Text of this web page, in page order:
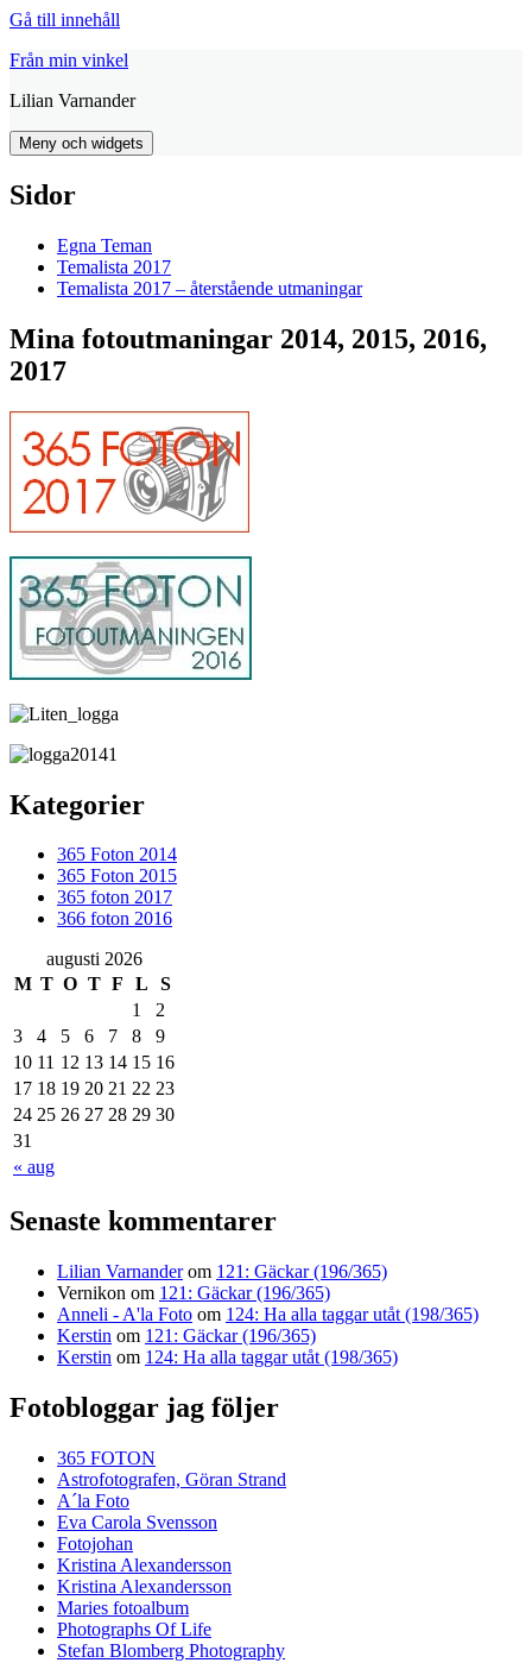
Gå till innehåll
Från min vinkel
Lilian Varnander
Meny och widgets
Sidor
Egna Teman
Temalista 2017
Temalista 2017 – återstående utmaningar
Mina fotoutmaningar 2014, 2015, 2016,
2017
Kategorier
365 Foton 2014
365 Foton 2015
365 foton 2017
366 foton 2016
augusti 2026
M T O T F L S
« aug
1
2
3
4 5 6 7 8
9
10 11 12 13 14 15 16
17 18 19 20 21 22 23
24 25 26 27 28 29 30
31
Senaste kommentarer
Lilian Varnanderom 121: Gäckar (196/365)
Vernikon om 121: Gäckar (196/365)
Anneli - A'la Foto om 124: Ha alla taggar utåt (198/365)
Kerstin om 121: Gäckar (196/365)
Kerstin om 124: Ha alla taggar utåt (198/365)
Fotobloggar jag följer
365 FOTON
Astrofotografen, Göran Strand
A´la Foto
Eva Carola Svensson
Fotojohan
Kristina Alexandersson
Kristina Alexandersson
Maries fotoalbum
Photographs Of Life
Stefan Blomberg Photography